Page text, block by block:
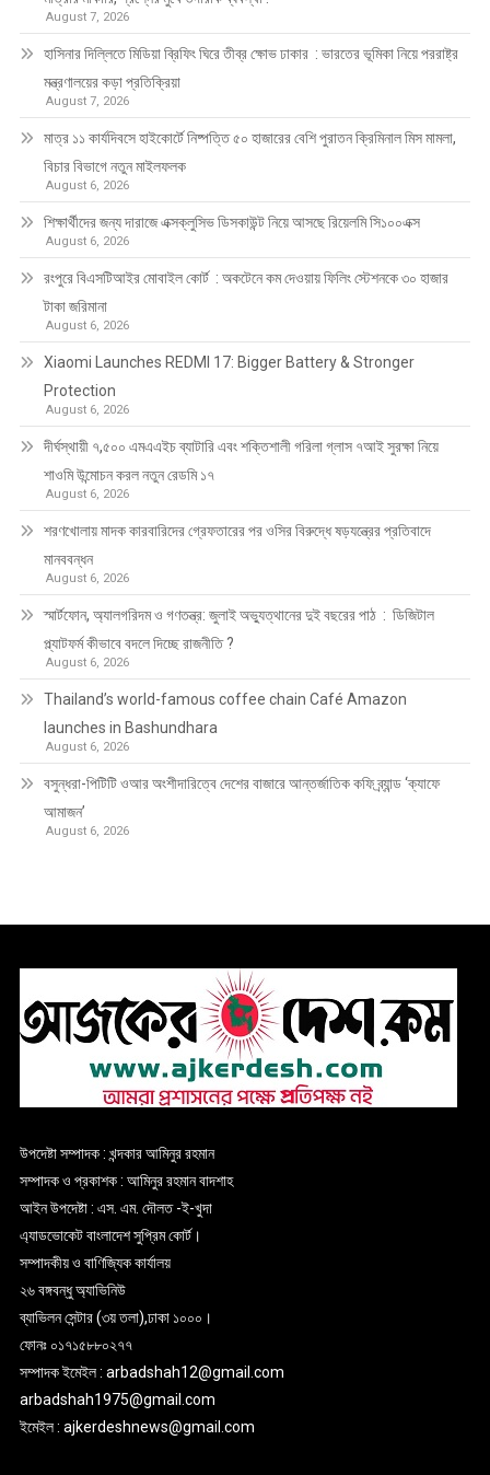
August 7, 2026
হাসিনার দিল্লিতে মিডিয়া ব্রিফিং ঘিরে তীব্র ক্ষোভ ঢাকার : ভারতের ভূমিকা নিয়ে পররাষ্ট্র
মন্ত্রণালয়ের কড়া প্রতিক্রিয়া
August 7, 2026
মাত্র ১১ কার্যদিবসে হাইকোর্টে নিষ্পত্তি ৫০ হাজারের বেশি পুরাতন ক্রিমিনাল মিস মামলা,
বিচার বিভাগে নতুন মাইলফলক
August 6, 2026
শিক্ষার্থীদের জন্য দারাজে এক্সক্লুসিভ ডিসকাউন্ট নিয়ে আসছে রিয়েলমি সি১০০এক্স
August 6, 2026
রংপুরে বিএসটিআইর মোবাইল কোর্ট : অকটেনে কম দেওয়ায় ফিলিং স্টেশনকে ৩০ হাজার
টাকা জরিমানা
August 6, 2026
Xiaomi Launches REDMI 17: Bigger Battery & Stronger
Protection
August 6, 2026
দীর্ঘস্থায়ী ৭,৫০০ এমএএইচ ব্যাটারি এবং শক্তিশালী গরিলা গ্লাস ৭আই সুরক্ষা নিয়ে
শাওমি উন্মোচন করল নতুন রেডমি ১৭
August 6, 2026
শরণখোলায় মাদক কারবারিদের গ্রেফতারের পর ওসির বিরুদ্ধে ষড়যন্ত্রের প্রতিবাদে
মানববন্ধন
August 6, 2026
স্মার্টফোন, অ্যালগরিদম ও গণতন্ত্র: জুলাই অভ্যুত্থানের দুই বছরের পাঠ : ডিজিটাল
প্ল্যাটফর্ম কীভাবে বদলে দিচ্ছে রাজনীতি ?
August 6, 2026
Thailand’s world-famous coffee chain Café Amazon
launches in Bashundhara
August 6, 2026
বসুন্ধরা-পিটিটি ওআর অংশীদারিত্বে দেশের বাজারে আন্তর্জাতিক কফি ব্র্যান্ড ‘ক্যাফে
আমাজন’
August 6, 2026
উপদেষ্টা সম্পাদক : খন্দকার আমিনুর রহমান
সম্পাদক ও প্রকাশক : আমিনুর রহমান বাদশাহ
আইন উপদেষ্টা : এস. এম. দৌলত -ই-খুদা
এ্যাডভোকেট বাংলাদেশ সুপ্রিম কোর্ট।
সম্পাদকীয় ও বাণিজ্যিক কার্যালয়
২৬ বঙ্গবন্ধু অ্যাভিনিউ
ব্যাভিলন সেন্টার (৩য় তলা),ঢাকা ১০০০।
ফোনঃ ০১৭১৫৮৮০২৭৭
সম্পাদক ইমেইল : arbadshah12@gmail.com
arbadshah1975@gmail.com
ইমেইল : ajkerdeshnews@gmail.com